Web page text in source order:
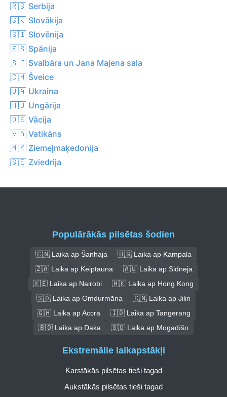
🇷🇸 Serbija
🇸🇰 Slovākija
🇸🇮 Slovēnija
🇪🇸 Spānija
🇸🇯 Svalbāra un Jana Majena sala
🇨🇭 Šveice
🇺🇦 Ukraina
🇭🇺 Ungārija
🇩🇪 Vācija
🇻🇦 Vatikāns
🇲🇰 Ziemeļmaķedonija
🇸🇪 Zviedrija
Populārākās pilsētas šodien
🇨🇳 Laika ap Šanhaja
🇺🇬 Laika ap Kampala
🇿🇦 Laika ap Keiptauna
🇦🇺 Laika ap Sidneja
🇰🇪 Laika ap Nairobi
🇭🇰 Laika ap Hong Kong
🇸🇩 Laika ap Omdurmāna
🇨🇳 Laika ap Jilin
🇬🇭 Laika ap Accra
🇮🇩 Laika ap Tangerang
🇧🇩 Laika ap Daka
🇸🇴 Laika ap Mogadīšo
Ekstremālie laikapstākļi
Karstākās pilsētas tieši tagad
Aukstākās pilsētas tieši tagad